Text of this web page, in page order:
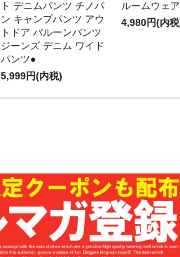
ト デニムパンツ チノパ
ン キャンプパンツ アウ
トドア バルーンパンツ
ジーンズ デニム ワイド
パンツ●
5,999円(内税)
ルームウェ
4,980円(内